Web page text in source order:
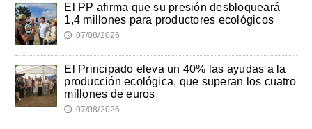
El PP afirma que su presión desbloqueará
1,4 millones para productores ecológicos
🕔 07/08/2026
El Principado eleva un 40% las ayudas a la
producción ecológica, que superan los cuatro
millones de euros
🕔 07/08/2026